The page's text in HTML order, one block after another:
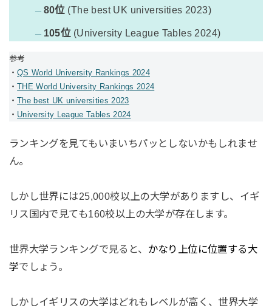
80位(The best UK universities 2023)
105位(University League Tables 2024)
参考
・QS World University Rankings 2024
・THE World University Rankings 2024
・The best UK universities 2023
・ University League Tables 2024
ランキングを見てもいまいちパッとしないかもしれませ
ん。
しかし世界には25,000校以上の大学がありますし、イギ
リス国内で見ても160校以上の大学が存在します。
世界大学ランキングで見ると、 かなり上位に位置する大
学でしょう。
しかしイギリスの大学はどれもレベルが高く、世界大学